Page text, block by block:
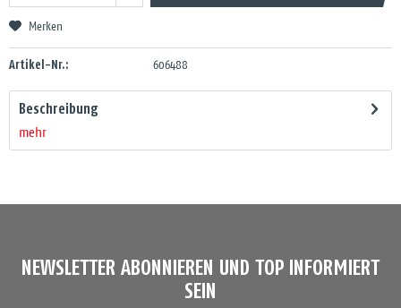
Merken
Artikel-Nr.: 606488
Beschreibung
mehr
NEWSLETTER ABONNIEREN UND TOP INFORMIERT
SEIN